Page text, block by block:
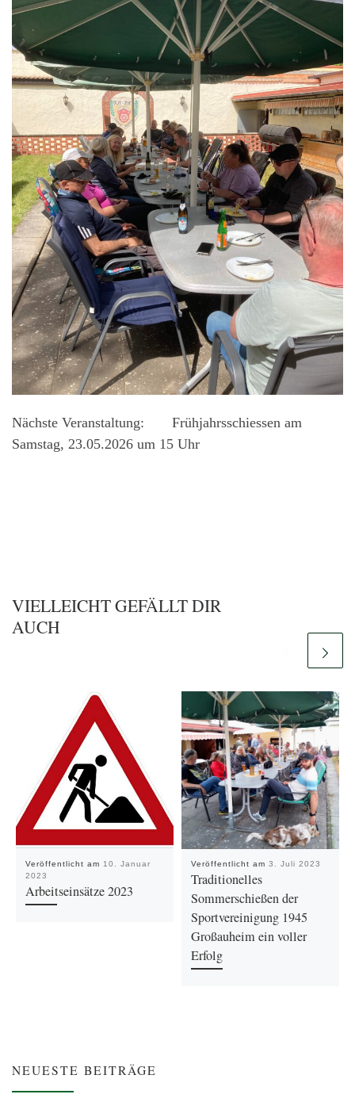
Nächste Veranstaltung: Frühjahrsschiessen am
Samstag, 23.05.2026 um 15 Uhr
VIELLEICHT GEFÄLLT DIR
AUCH
Veröffentlicht am 10. Januar
2023
Arbeitseinsätze 2023
Veröffentlicht am 3. Juli 2023
Traditionelles
Sommerschießen der
Sportvereinigung 1945
Großauheim ein voller
Erfolg
NEUESTE BEITRÄGE